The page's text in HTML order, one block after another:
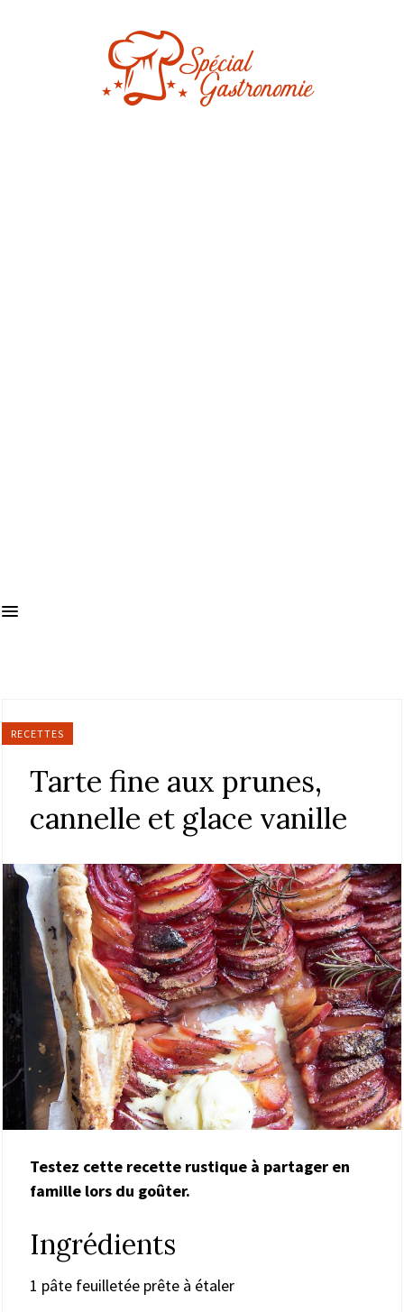
RECETTES
Tarte fine aux prunes,
cannelle et glace vanille
Testez cette recette rustique à partager en
famille lors du goûter.
Ingrédients
1 pâte feuilletée prête à étaler